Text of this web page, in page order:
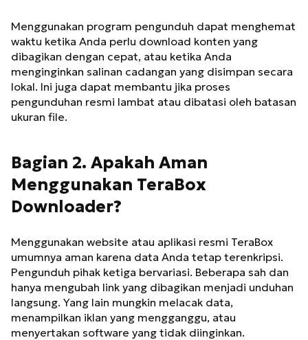
Menggunakan program pengunduh dapat menghemat
waktu ketika Anda perlu download konten yang
dibagikan dengan cepat, atau ketika Anda
menginginkan salinan cadangan yang disimpan secara
lokal. Ini juga dapat membantu jika proses
pengunduhan resmi lambat atau dibatasi oleh batasan
ukuran file.
Bagian 2. Apakah Aman
Menggunakan TeraBox
Downloader?
Menggunakan website atau aplikasi resmi TeraBox
umumnya aman karena data Anda tetap terenkripsi.
Pengunduh pihak ketiga bervariasi. Beberapa sah dan
hanya mengubah link yang dibagikan menjadi unduhan
langsung. Yang lain mungkin melacak data,
menampilkan iklan yang mengganggu, atau
menyertakan software yang tidak diinginkan.